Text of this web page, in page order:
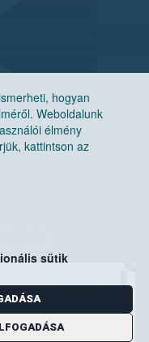
hogyan
Weboldalunk
élmény
kattintson az
sütik
Hivatal
Pf. 30.
244